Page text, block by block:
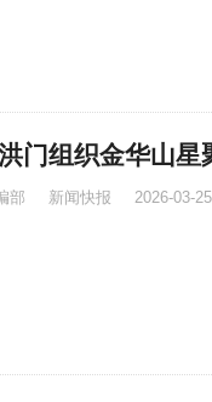
门组织金华山星
部 新闻快报 2026-03-25